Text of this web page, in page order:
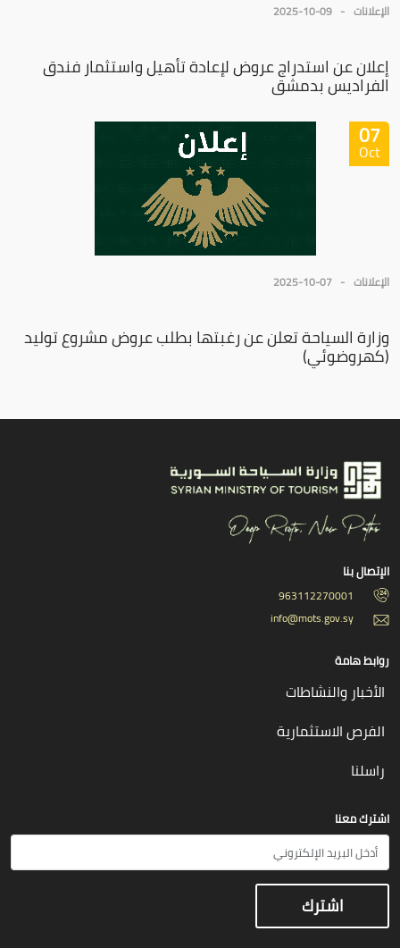
الإعلانات 2025-10-09
إعلان عن استدراج عروض لإعادة تأهيل واستثمار فندق
الفراديس بدمشق
07
Oct
الإعلانات 2025-10-07
وزارة السياحة تعلن عن رغبتها بطلب عروض مشروع توليد
(كهروضوئي)
الإتصال بنا
963112270001
info@mots.gov.sy
روابط هامة
الأخبار والنشاطات
الفرص الاستثمارية
راسلنا
اشترك معنا